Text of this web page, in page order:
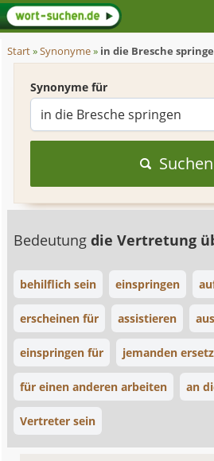
Start»Synonyme» in die Bresche
Synonyme für
Suchen
Bedeutungdie Vertretung
behilflich sein einspringen
erscheinen für assistieren
einspringen für jemanden
für einen anderen arbeiten an
Vertreter sein